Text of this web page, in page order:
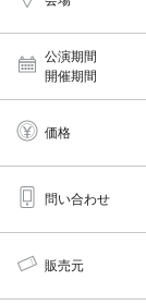
公演期間
開催期間
価格
問い合わせ
販売元